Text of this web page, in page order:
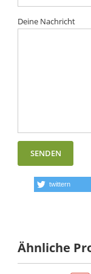
Deine Nachricht
twittern
Ähnliche